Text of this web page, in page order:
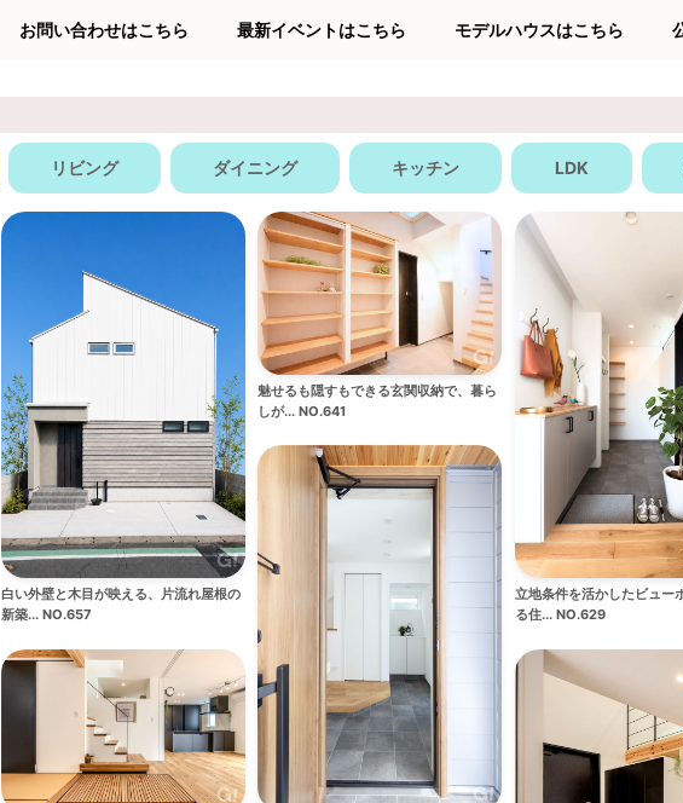
お問い合わせはこちら 最新イベントはこちら モデルハウスはこちら
リビング ダイニング キッチン LDK
白い外壁と木目が映える、片流れ屋根の
新築... NO.657
魅せるも隠すもできる玄関収納で、暮ら
しが... NO.641
立地条件を活かしたビュー
る住... NO.629